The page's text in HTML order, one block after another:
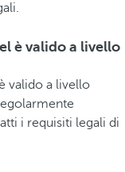
è valido a livello
valido a livello
i requisiti legali di